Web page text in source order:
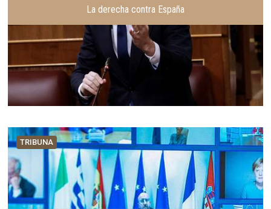
La derecha contra España
TRIBUNA